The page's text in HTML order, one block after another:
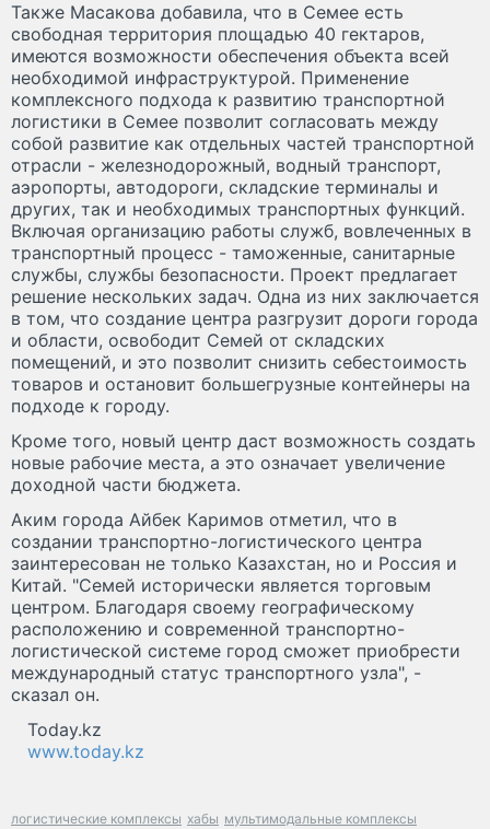
Также Масакова добавила, что в Семее есть
свободная территория площадью 40 гектаров,
имеются возможности обеспечения объекта всей
необходимой инфраструктурой. Применение
комплексного подхода к развитию транспортной
логистики в Семее позволит согласовать между
собой развитие как отдельных частей транспортной
отрасли - железнодорожный, водный транспорт,
аэропорты, автодороги, складские терминалы и
других, так и необходимых транспортных функций.
Включая организацию работы служб, вовлеченных в
транспортный процесс - таможенные, санитарные
службы, службы безопасности. Проект предлагает
решение нескольких задач. Одна из них заключается
в том, что создание центра разгрузит дороги города
и области, освободит Семей от складских
помещений, и это позволит снизить себестоимость
товаров и остановит большегрузные контейнеры на
подходе к городу.
Кроме того, новый центр даст возможность создать
новые рабочие места, а это означает увеличение
доходной части бюджета.
Аким города Айбек Каримов отметил, что в
создании транспортно-логистического центра
заинтересован не только Казахстан, но и Россия и
Китай. "Семей исторически является торговым
центром. Благодаря своему географическому
расположению и современной транспортно-
логистической системе город сможет приобрести
международный статус транспортного узла", -
сказал он.
Today.kz
www.today.kz
логистические комплексы хабы мультимодальные комплексы